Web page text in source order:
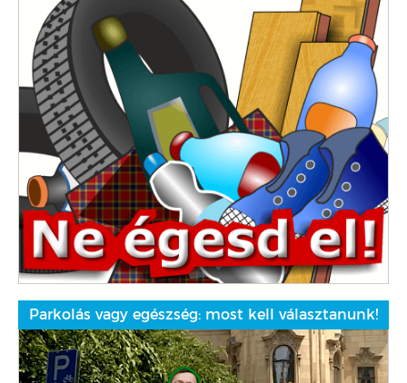
Parkolás vagy egészség: most kell választanunk!